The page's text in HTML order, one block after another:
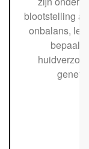
blootstelling
onbalans,